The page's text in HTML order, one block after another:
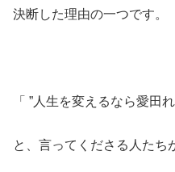
決断した理由の一つです。
「 ”人生を変えるなら愛田
と、言ってくださる人たち